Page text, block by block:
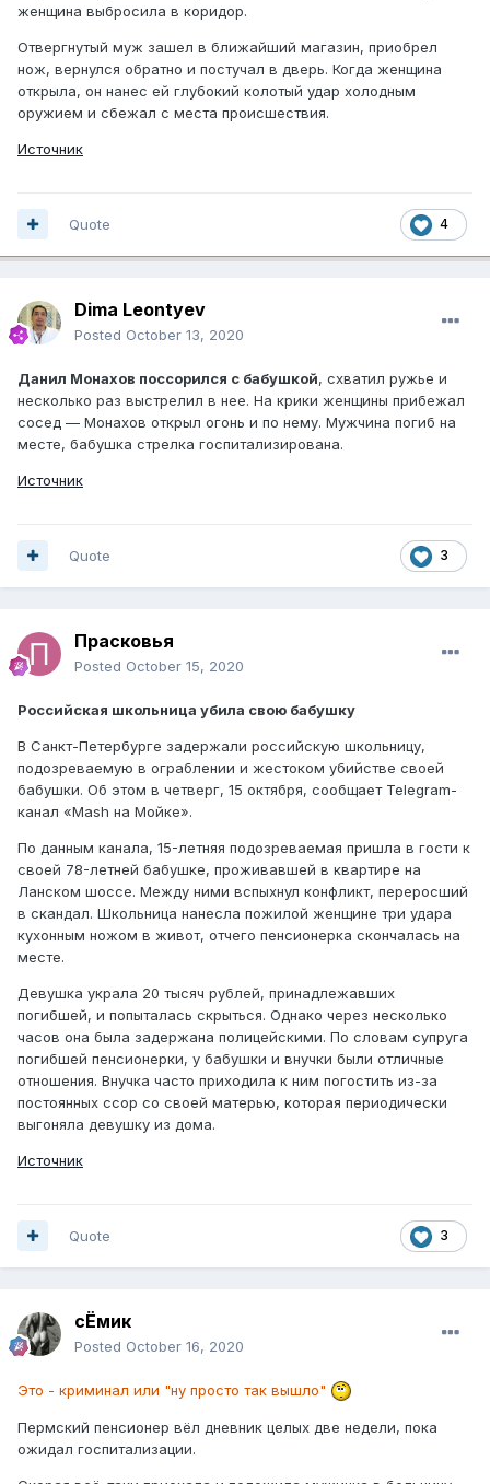
женщина выбросила в коридор.
Отвергнутый муж зашел в ближайший магазин, приобрел
нож, вернулся обратно и постучал в дверь. Когда женщина
открыла, он нанес ей глубокий колотый удар холодным
оружием и сбежал с места происшествия.
Источник
4
Quote
Dima Leontyev
Posted October 13, 2020
Данил Монахов поссорился с бабушкой, схватил ружье и
несколько раз выстрелил в нее. На крики женщины прибежал
сосед — Монахов открыл огонь и по нему. Мужчина погиб на
месте, бабушка стрелка госпитализирована.
Источник
3
Quote
Прасковья
Posted October 15, 2020
Российская школьница убила свою бабушку
В Санкт-Петербурге задержали российскую школьницу,
подозреваемую в ограблении и жестоком убийстве своей
бабушки. Об этом в четверг, 15 октября, сообщает Telegram-
канал «Mash на Мойке».
По данным канала, 15-летняя подозреваемая пришла в гости к
своей 78-летней бабушке, проживавшей в квартире на
Ланском шоссе. Между ними вспыхнул конфликт, переросший
в скандал. Школьница нанесла пожилой женщине три удара
кухонным ножом в живот, отчего пенсионерка скончалась на
месте.
Девушка украла 20 тысяч рублей, принадлежавших
погибшей, и попыталась скрыться. Однако через несколько
часов она была задержана полицейскими. По словам супруга
погибшей пенсионерки, у бабушки и внучки были отличные
отношения. Внучка часто приходила к ним погостить из-за
постоянных ссор со своей матерью, которая периодически
выгоняла девушку из дома.
Источник
3
Quote
сЁмик
Posted October 16, 2020
Это - криминал или "ну просто так вышло"
Пермский пенсионер вёл дневник целых две недели, пока
ожидал госпитализации.